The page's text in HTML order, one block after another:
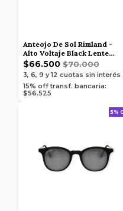
Anteojo De Sol Rimland -
Alto Voltaje Black Lente
Negro 8378
$66.500 $70.000
3, 6, 9 y 12 cuotas sin interés
15% off transf. bancaria:
$56.525
5%